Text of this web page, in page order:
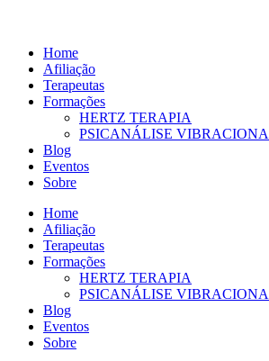
Home
Afiliação
Terapeutas
Formações
HERTZ TERAPIA
PSICANÁLISE
Blog
Eventos
Sobre
Home
Afiliação
Terapeutas
Formações
HERTZ TERAPIA
PSICANÁLISE
Blog
Eventos
Sobre